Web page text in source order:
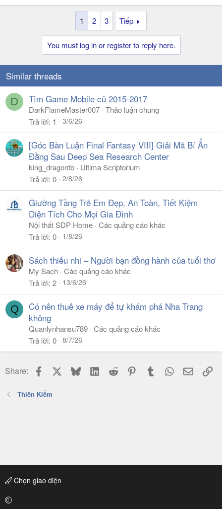
1 2 3 Tiếp
You must log in or register to reply here.
Similar threads
D Tìm Game Mobile cũ 2015-2017
DarkFlameMaster007 Thảo luận chung
Trả lời 1 3/6/26
[Góc Bàn Luận Final Fantasy VIII] Giải Mã Bí Ẩn
Đằng Sau Deep Sea Research Center
king_dragontb
Ultima Scriptorium
Trả lời 0 2/8/26
Giường Tầng Trẻ Em Đẹp, An Toàn, Tiết Kiệm
Diện Tích Cho Mọi Gia Đình
Nội thất SDP Home Các quảng cáo khác
Trả lời 0 1/8/26
Sách thiếu nhi – Người bạn đồng hành của tuổi thơ
My Sach Các quảng cáo khác
Trả lời 2 13/6/26
Q
Có nên thuê xe máy để tự khám phá Nha Trang
không
Quanlynhansu789 Các quảng cáo khác
Trả lời 0 8/7/26
Share: Facebook BlueskyLinkedIn
Reddit PinterestTumblr WhatsApp
Email
Thiên Kiếm
Chọn giao diện